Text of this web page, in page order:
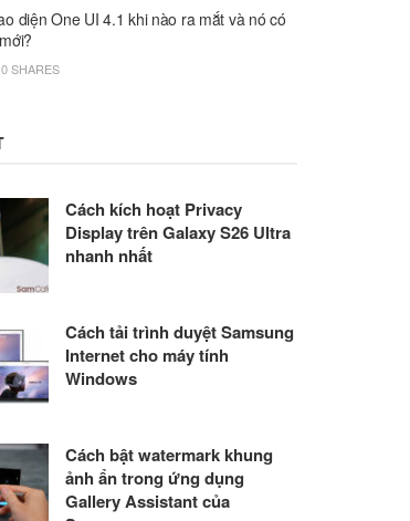
diện One UI 4.1 khi nào ra mắt và nó có
0 SHARES
Cách kích hoạt Privacy
Display trên Galaxy S26 Ultra
nhanh nhất
Cách tải trình duyệt Samsung
Internet cho máy tính
Windows
Cách bật watermark khung
ảnh ẩn trong ứng dụng
Gallery Assistant của